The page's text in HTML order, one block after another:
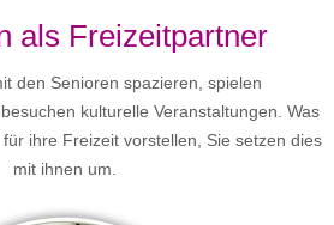
als Freizeitpartner
den Senioren spazieren, spielen
kulturelle Veranstaltungen. Was
ihre Freizeit vorstellen, Sie setzen dies
mit ihnen um.